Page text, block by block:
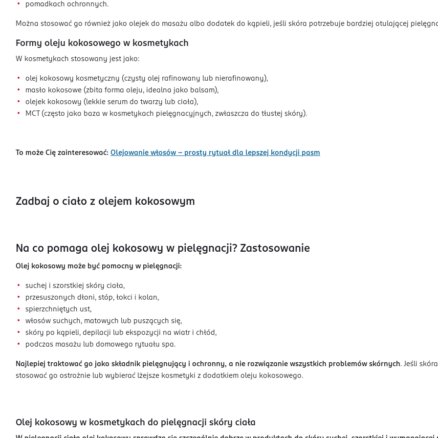
pomadkach ochronnych.
Można stosować go również jako olejek do masażu albo dodatek do kąpieli, jeśli skóra potrzebuje bardziej otulającej
Formy oleju kokosowego w kosmetykach
W kosmetykach stosowany jest jako:
olej kokosowy kosmetyczny (czysty olej rafinowany lub nierafinowany),
masło kokosowe (zbita forma oleju, idealna jako balsam),
olejek kokosowy (lekkie serum do twarzy lub ciała),
MCT (często jako baza w kosmetykach pielęgnacyjnych, zwłaszcza do tłustej skóry).
To może Cię zainteresować: Olejowanie włosów – prosty rytuał dla lepszej kondycji pasm
Zadbaj o ciało z olejem kokosowym
Na co pomaga olej kokosowy w pielęgnacji? Zastosowanie
Olej kokosowy może być pomocny w pielęgnacji:
suchej i szorstkiej skóry ciała,
przesuszonych dłoni, stóp, łokci i kolan,
spierzchniętych ust,
włosów suchych, matowych lub puszących się,
skóry po kąpieli, depilacji lub ekspozycji na wiatr i chłód,
podczas masażu lub domowego rytuału spa.
Najlepiej traktować go jako składnik pielęgnujący i ochronny, a nie rozwiązanie wszystkich problemów skórnych. Jeśli
stosować go ostrożnie lub wybierać lżejsze kosmetyki z dodatkiem oleju kokosowego.
Olej kokosowy w kosmetykach do pielęgnacji skóry ciała